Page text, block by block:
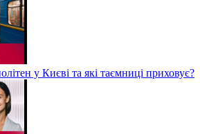
у Києві та які таємниці приховує?